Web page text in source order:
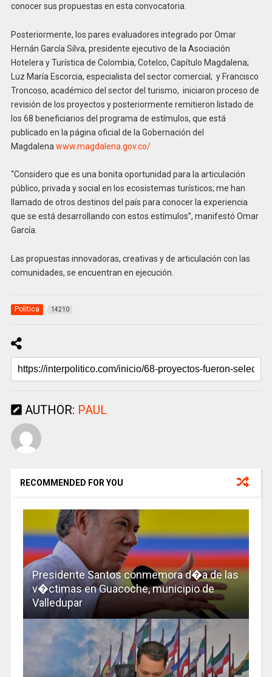
conocer sus propuestas en esta convocatoria.
Posteriormente, los pares evaluadores integrado por Omar
Hernán García Silva, presidente ejecutivo de la Asociación
Hotelera y Turística de Colombia, Cotelco, Capítulo Magdalena;
Luz María Escorcia, especialista del sector comercial; y Francisco
Troncoso, académico del sector del turismo, iniciaron proceso de
revisión de los proyectos y posteriormente remitieron listado de
los 68 beneficiarios del programa de estímulos, que está
publicado en la página oficial de la Gobernación del
Magdalena www.magdalena.gov.co/
“Considero que es una bonita oportunidad para la articulación
público, privada y social en los ecosistemas turísticos; me han
llamado de otros destinos del país para conocer la experiencia
que se está desarrollando con estos estímulos”, manifestó Omar
García.
Las propuestas innovadoras, creativas y de articulación con las
comunidades, se encuentran en ejecución.
Politica 14210
AUTHOR: PAUL
RECOMMENDED FOR YOU
Presidente Santos conmemora d�a de las
v�ctimas en Guacoche, municipio de
Valledupar